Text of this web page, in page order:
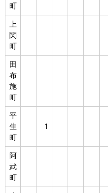
町
上
関
町
田
布
施
町
平
生
町
1
阿
武
町